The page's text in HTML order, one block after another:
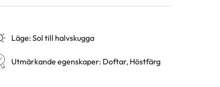
Läge:Sol till halvskugga
Utmärkande egenskaper: Doftar, Höstfärg